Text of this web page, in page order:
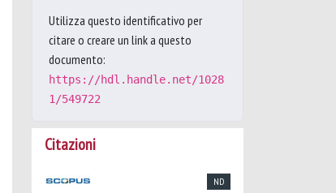
Utilizza questo identificativo per
citare o creare un link a questo
documento:
https://hdl.handle.net/1028
1/549722
Citazioni
ND